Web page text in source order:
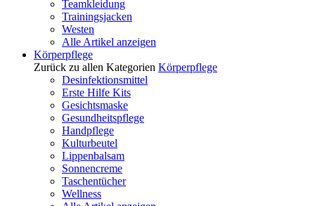
Teamkleidung
Trainingsjacken
Westen
Alle Artikel anzeigen
Körperpflege
Zurück zu allen Kategorien Körperpflege
Desinfektionsmittel
Erste Hilfe Kits
Gesichtsmaske
Gesundheitspflege
Handpflege
Kulturbeutel
Lippenbalsam
Sonnencreme
Taschentücher
Wellness